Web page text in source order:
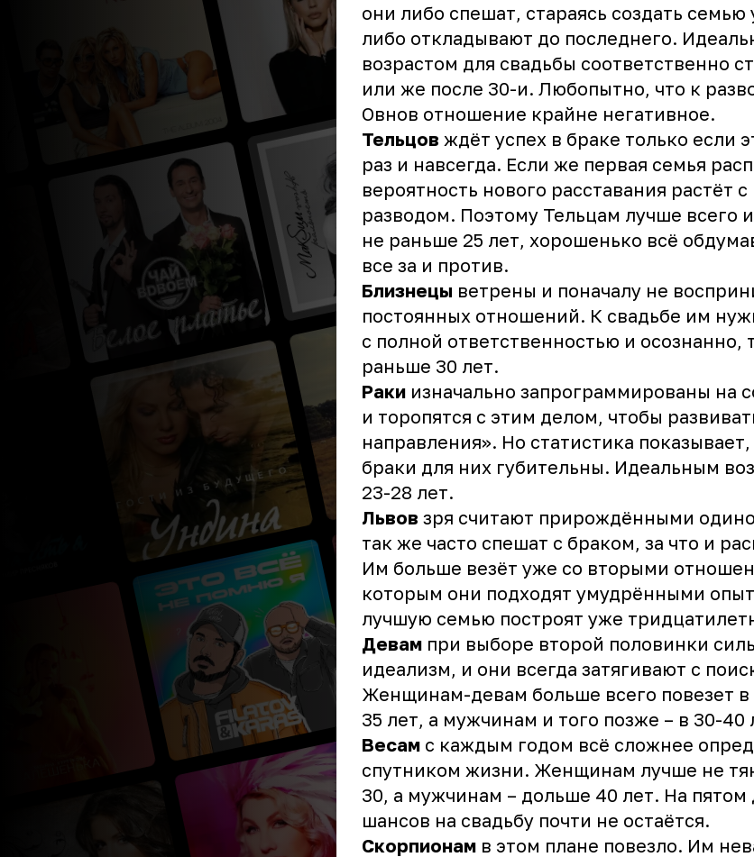
они либо спешат, стараясь создать семью
либо откладывают до последнего.
возрастом для свадьбы соответственно
или же после 30-и. Любопытно, что к
Овнов отношение крайне негативное.
Тельцов ждёт успех в браке только если
раз и навсегда. Если же первая семья
вероятность нового расставания растёт
разводом. Поэтому Тельцам лучше всего
не раньше 25 лет, хорошенько всё
все за и против.
Близнецы ветрены и поначалу не
постоянных отношений. К свадьбе им
с полной ответственностью и осознанно,
раньше 30 лет.
Раки изначально запрограммированы на
и торопятся с этим делом, чтобы
направления». Но статистика
браки для них губительны. Идеальным
23-28 лет.
Львов зря считают прирождёнными
так же часто спешат с браком, за что и
Им больше везёт уже со вторыми
которым они подходят умудрёнными
лучшую семью построят уже
Девам при выборе второй половинки
идеализм, и они всегда затягивают с
Женщинам-девам больше всего повезет в
35 лет, а мужчинам и того позже – в 30-40
Весам с каждым годом всё сложнее
спутником жизни. Женщинам лучше не
30, а мужчинам – дольше 40 лет. На пятом
шансов на свадьбу почти не остаётся.
Скорпионам в этом плане повезло. Им